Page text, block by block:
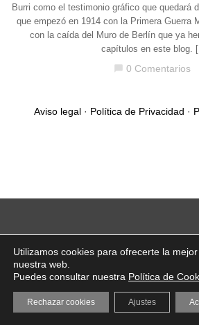
Burri como el testimonio gráfico que quedará
que empezó en 1914 con la Primera Guerra
con la caída del Muro de Berlín que ya
capítulos en este blog.
chat_bubble 0 Comentarios
Aviso legal· Política de Privacidad ·
Utilizamos cookies para ofrecerte la
nuestra web.
Puedes consultar nuestra Política de
Rechazar cookies Ajustes